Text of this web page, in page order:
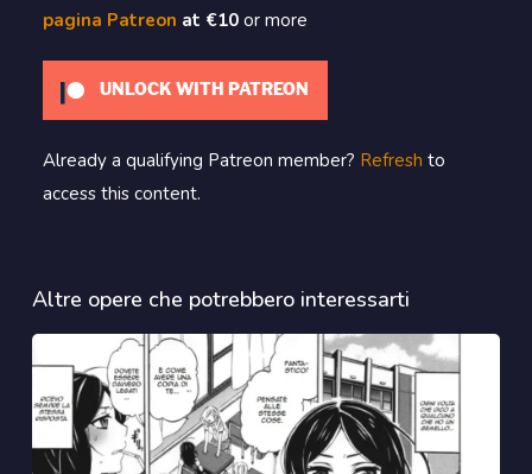
pagina Patreon at €10 or more
UNLOCK WITH PATREON
Already a qualifying Patreon member? Refresh to
access this content.
Altre opere che potrebbero interessarti